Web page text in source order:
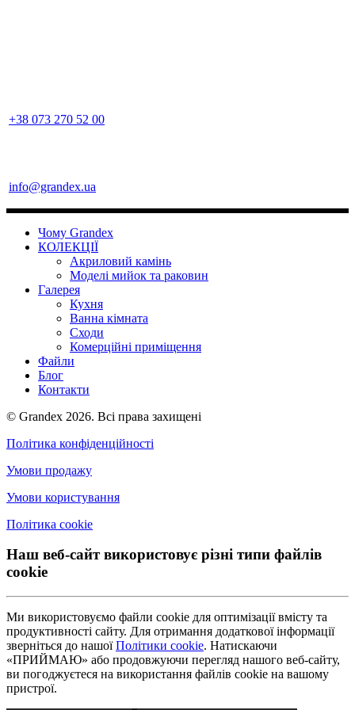
+38 073 270 52 00
info@grandex.ua
Чому Grandex
КОЛЕКЦІЇ
Акриловий камінь
Моделі мийок та раковин
Галерея
Кухня
Ванна кімната
Сходи
Комерційні приміщення
Файли
Блог
Контакти
© Grandex 2026. Всі права захищені
Політика конфіденційності
Умови продажу
Умови користування
Політика cookie
Наш веб-сайт використовує різні типи файлів
cookie
Ми використовуємо файли cookie для оптимізації вмісту та
продуктивності сайту. Для отримання додаткової інформації
зверніться до нашоїПолітики cookie. Натискаючи
«ПРИЙМАЮ» або продовжуючи перегляд нашого веб-сайту,
ви погоджуєтеся на використання файлів cookie на вашому
пристрої.